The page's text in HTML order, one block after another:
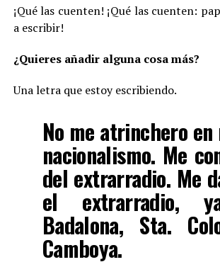
¡Qué las cuenten! ¡Qué las cuenten:
a escribir!
¿Quieres añadir alguna cosa más?
Una letra que estoy escribiendo.
No me atrinchero
nacionalismo. Me
del extrarradio. Me
el extrarradio,
Badalona, Sta.
Camboya.